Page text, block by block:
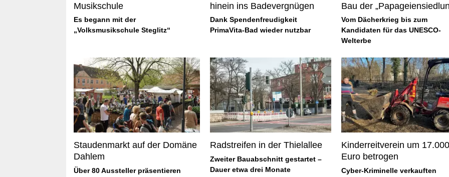
Musikschule
Es begann mit der
„Volksmusikschule Steglitz“
hinein ins Badevergnügen
Dank Spendenfreudigkeit
PrimaVita-Bad wieder nutzbar
Bau der
Vom Dächerkrieg bis zum
Kandidaten für das UNESCO-
Welterbe
Staudenmarkt auf der Domäne
Dahlem
Über 80 Aussteller präsentieren
Radstreifen in der Thielallee
Zweiter Bauabschnitt gestartet –
Dauer etwa drei Monate
Kinderreitverein um 17.000
Euro betrogen
Cyber-Kriminelle verkauften